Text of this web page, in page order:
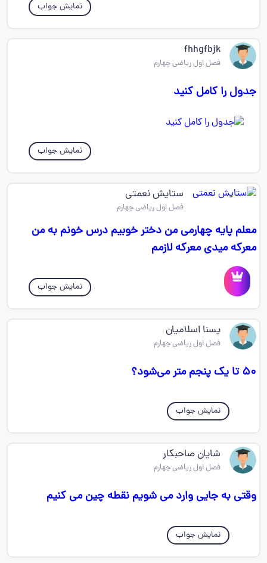
نمایش جواب
fhhgfbjk
فصل اول ریاضی چهارم
جدول را کامل کنید
نمایش جواب
ستایش نعمتی
فصل اول ریاضی چهارم
معلم پایه چهارمی من دختر خوبیم درس خونم به من
معرکه میدی معرکه لازمم
نمایش جواب
یسنا اسلامیان
فصل اول ریاضی چهارم
۵۰ تا یک پنجم متر می‌شود؟
نمایش جواب
شایان صاحبکار
فصل اول ریاضی چهارم
وقتی به جایی وارد می شویم نقطه چین می کنیم
نمایش جواب